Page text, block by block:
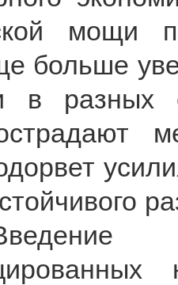
мощи
больше
в разных